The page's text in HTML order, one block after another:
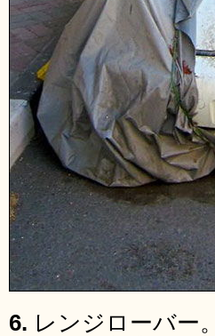
6. レンジローバー